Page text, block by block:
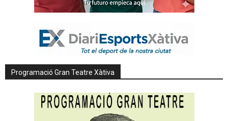
Programació Gran Teatre Xàtiva